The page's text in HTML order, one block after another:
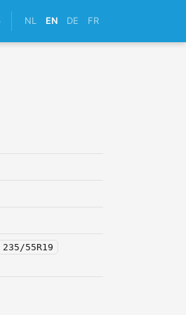
NL EN DE FR
235/55R19